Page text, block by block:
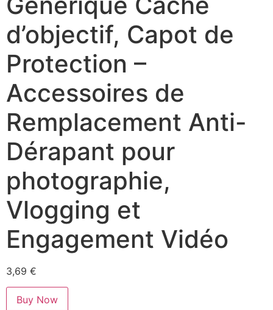
d’objectif, Capot de
Protection –
Accessoires de
Remplacement Anti-
Dérapant pour
photographie,
Vlogging et
Engagement Vidéo
3,69 €
Buy Now